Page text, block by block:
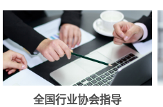
全国行业协会指导